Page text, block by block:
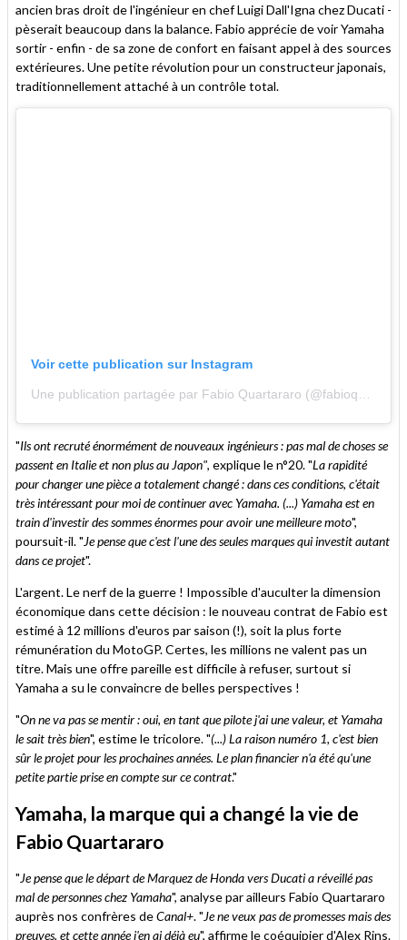
ancien bras droit de l'ingénieur en chef Luigi Dall'Igna chez Ducati -
pèserait beaucoup dans la balance. Fabio apprécie de voir Yamaha
sortir - enfin - de sa zone de confort en faisant appel à des sources
extérieures. Une petite révolution pour un constructeur japonais,
traditionnellement attaché à un contrôle total.
Voir cette publication sur Instagram
Une publication partagée par Fabio Quartararo (@fabioquartararo20)
"Ils ont recruté énormément de nouveaux ingénieurs : pas mal de choses se
passent en Italie et non plus au Japon", explique le n°20. "La rapidité
pour changer une pièce a totalement changé : dans ces conditions, c'était
très intéressant pour moi de continuer avec Yamaha. (...) Yamaha est en
train d'investir des sommes énormes pour avoir une meilleure moto",
poursuit-il. "Je pense que c'est l'une des seules marques qui investit autant
dans ce projet".
L'argent. Le nerf de la guerre ! Impossible d'auculter la dimension
économique dans cette décision : le nouveau contrat de Fabio est
estimé à 12 millions d'euros par saison (!), soit la plus forte
rémunération du MotoGP. Certes, les millions ne valent pas un
titre. Mais une offre pareille est difficile à refuser, surtout si
Yamaha a su le convaincre de belles perspectives !
"On ne va pas se mentir : oui, en tant que pilote j'ai une valeur, et Yamaha
le sait très bien", estime le tricolore. "(...) La raison numéro 1, c'est bien
sûr le projet pour les prochaines années. Le plan financier n'a été qu'une
petite partie prise en compte sur ce contrat."
Yamaha, la marque qui a changé la vie de
Fabio Quartararo
"Je pense que le départ de Marquez de Honda vers Ducati a réveillé pas
mal de personnes chez Yamaha", analyse par ailleurs Fabio Quartararo
auprès nos confrères deCanal+. "Je ne veux pas de promesses mais des
preuves, et cette année j'en ai déjà eu", affirme le coéquipier d'Alex Rins.